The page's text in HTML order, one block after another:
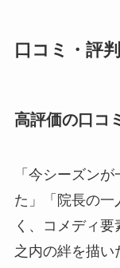
口コミ・評判
高評価の口コ
「今シーズン
た」「院長の一
く、コメディ
之内の絆を描